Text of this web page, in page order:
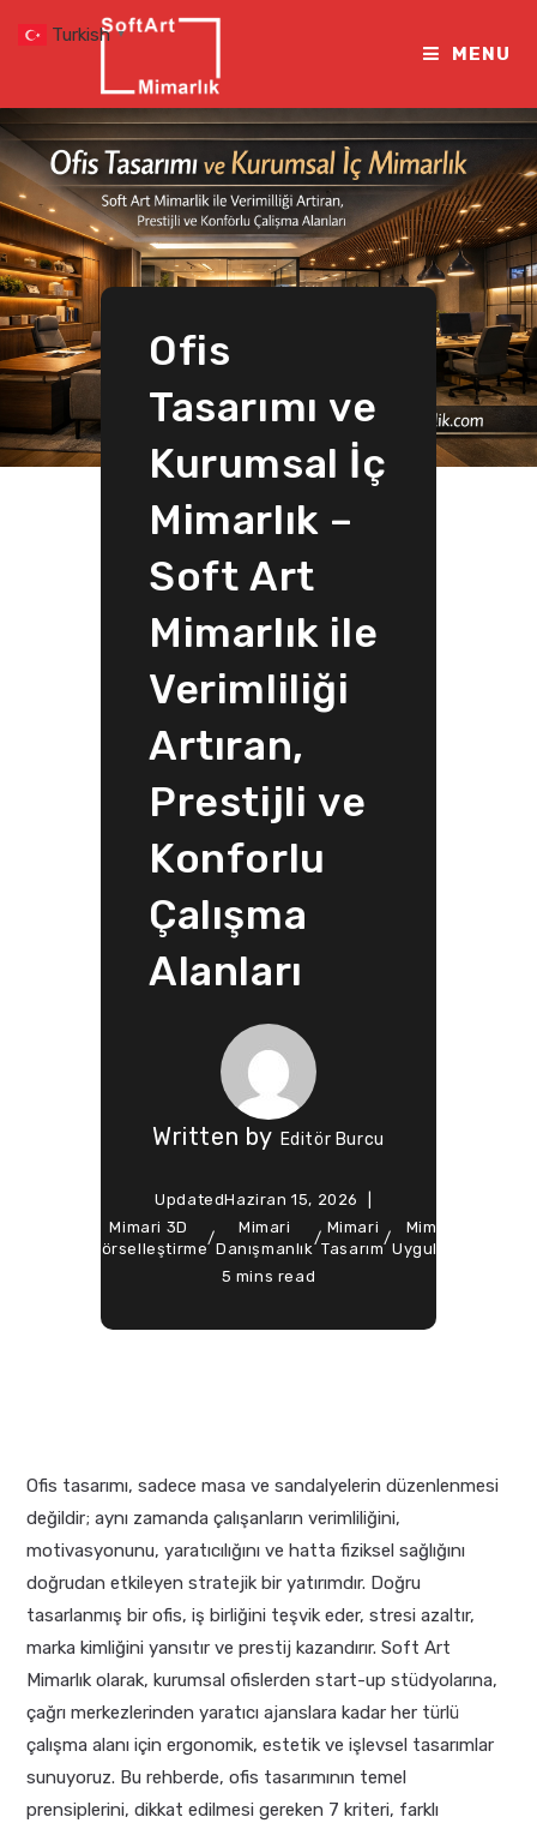
MENU
Ofis
Tasarımı ve
Kurumsal İç
Mimarlık –
Soft Art
Mimarlık ile
Verimliliği
Artıran,
Prestijli ve
Konforlu
Çalışma
Alanları
Written by Editör Burcu
UpdatedHaziran 15, 2026
Mimari 3D
Görselleştirme
/
Mimari
Danışmanlık
/
Mimari
Tasarım
/
Mimari
Uygulama
5 mins read
Ofis tasarımı, sadece masa ve sandalyelerin düzenlenmesi
değildir; aynı zamanda çalışanların verimliliğini,
motivasyonunu, yaratıcılığını ve hatta fiziksel sağlığını
doğrudan etkileyen stratejik bir yatırımdır. Doğru
tasarlanmış bir ofis, iş birliğini teşvik eder, stresi azaltır,
marka kimliğini yansıtır ve prestij kazandırır. Soft Art
Mimarlık olarak, kurumsal ofislerden start-up stüdyolarına,
çağrı merkezlerinden yaratıcı ajanslara kadar her türlü
çalışma alanı için ergonomik, estetik ve işlevsel tasarımlar
sunuyoruz. Bu rehberde, ofis tasarımının temel
prensiplerini, dikkat edilmesi gereken 7 kriteri, farklı
Turkish ▼